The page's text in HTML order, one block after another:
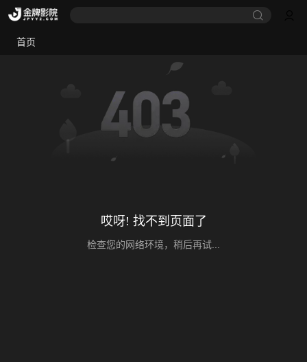
首页
哎呀! 找不到页面了
检查您的网络环境，稍后再试...